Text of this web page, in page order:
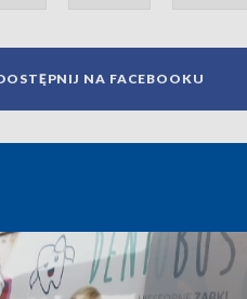
NA FACEBOOKU